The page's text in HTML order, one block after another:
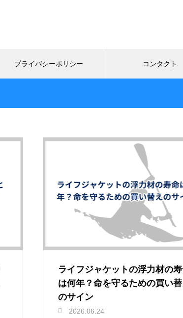
プライバシーポリシー コンタクト
ライフジャケットの浮力材の
は何年？命を守るための買い替
のサイン
2026.06.24